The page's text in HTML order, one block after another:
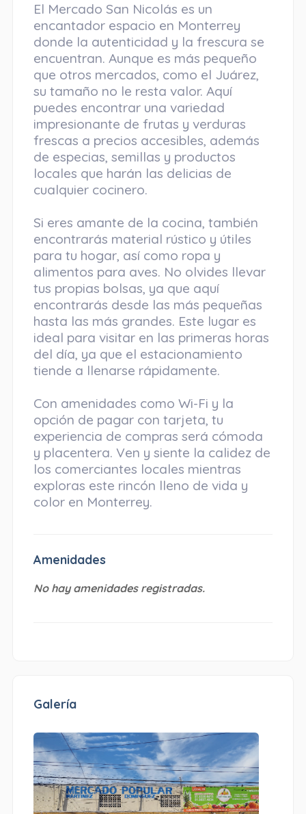
El Mercado San Nicolás es un
encantador espacio en Monterrey
donde la autenticidad y la frescura se
encuentran. Aunque es más pequeño
que otros mercados, como el Juárez,
su tamaño no le resta valor. Aquí
puedes encontrar una variedad
impresionante de frutas y verduras
frescas a precios accesibles, además
de especias, semillas y productos
locales que harán las delicias de
cualquier cocinero.
Si eres amante de la cocina, también
encontrarás material rústico y útiles
para tu hogar, así como ropa y
alimentos para aves. No olvides llevar
tus propias bolsas, ya que aquí
encontrarás desde las más pequeñas
hasta las más grandes. Este lugar es
ideal para visitar en las primeras horas
del día, ya que el estacionamiento
tiende a llenarse rápidamente.
Con amenidades como Wi-Fi y la
opción de pagar con tarjeta, tu
experiencia de compras será cómoda
y placentera. Ven y siente la calidez de
los comerciantes locales mientras
exploras este rincón lleno de vida y
color en Monterrey.
Amenidades
No hay amenidades registradas.
Galería